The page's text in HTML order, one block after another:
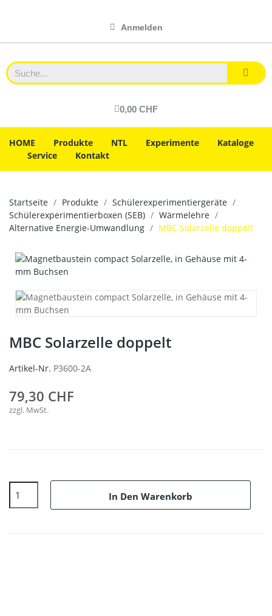
Anmelden
0,00 CHF
HOME Produkte NTL Experimente
Kataloge
Service
Kontakt
Startseite Produkte
Schülerexperimentiergeräte
Schülerexperimentierboxen (SEB)
Wärmelehre
Alternative Energie-Umwandlung
MBC Solarzelle doppelt
MBC Solarzelle doppelt
Artikel-Nr. P3600-2A
79,30 CHF
zzgl. MwSt.
In Den Warenkorb